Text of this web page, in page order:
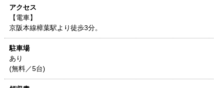
アクセス
【電車】
京阪本線樟葉駅より徒歩3分。
駐車場
あり
(無料／5台)